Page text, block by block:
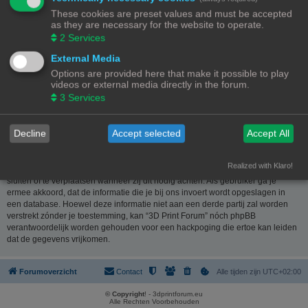
website www.phpbb.nl
. De phpBB-software maakt internetgebaseerde
discussies mogelijk. phpBB Limited is niet verantwoordelijk voor wat wordt
toegestaan of juist geweigerd als toelaatbare inhoud en/of gedrag. Meer
informatie over phpBB kun je vinden op
Nederlandstalige website
Je verklaart geen berichten te plaatsen die kwetsend, obsceen, vulgair,
lasterlijk, haatdragend, dreigend, seksueel georiënteerd of enig ander
materiaal bevat die de wetten van je eigen land, het land waar “3D Print
van dergelijke berichten kan ertoe leiden dat je met onmiddellijke ingang en
permanent wordt verbannen van dit forum. Tevens kan je provider worden
ingelicht. De IP-adressen van alle berichten worden opgeslagen om deze
Forum” het recht heeft om ieder onderwerp te verwijderen, te wijzigen, te
sluiten of te verplaatsen wanneer zij dit nodig achten. Als gebruiker ga je
ermee akkoord, dat de informatie die je bij ons invoert wordt opgeslagen in
een database. Hoewel deze informatie niet aan een derde partij zal worden
verstrekt zónder je toestemming, kan “3D Print Forum” nóch phpBB
verantwoordelijk worden gehouden voor een hackpoging die ertoe kan leiden
dat de gegevens vrijkomen.
Forumoverzicht Alle tijden zijn UTC+02:00
Contact
© Copyright! - 3dprintforum.eu
Alle Rechten Voorbehouden
These cookies are preset values and must be accepted
as they are necessary for the website to operate.
2 Services
External Media
Options are provided here that make it possible to play
videos or external media directly in the forum.
3 Services
Decline Accept selected Accept All
Realized with Klaro!